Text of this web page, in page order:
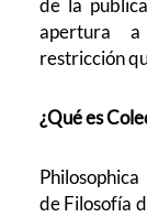
de la
apertura
restricción
¿Qué es
de Filosofía